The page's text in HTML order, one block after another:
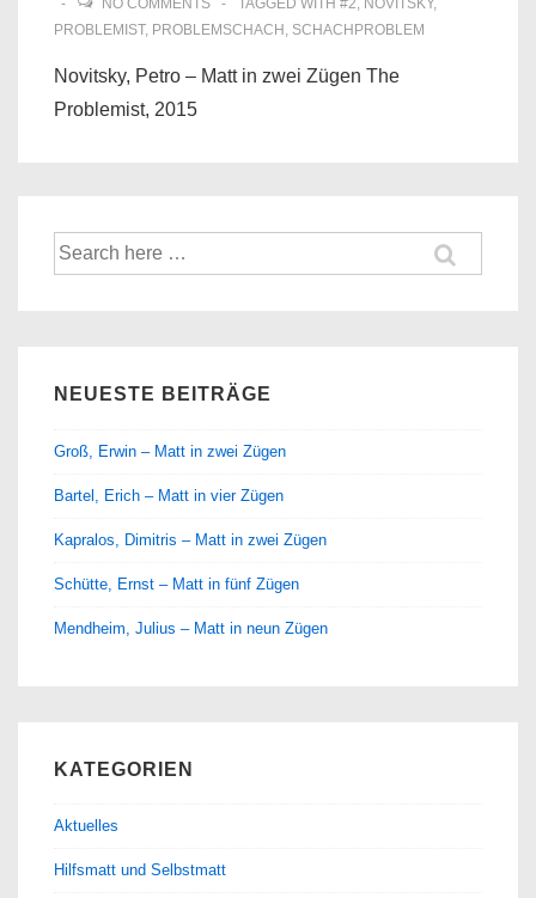
NO COMMENTS
TAGGED WITH #2, NOVITSKY,
PROBLEMIST, PROBLEMSCHACH , SCHACHPROBLEM
Novitsky, Petro – Matt in zwei Zügen The
Problemist, 2015
Suche
nach:
NEUESTE BEITRÄGE
Groß, Erwin – Matt in zwei Zügen
Bartel, Erich – Matt in vier Zügen
Kapralos, Dimitris – Matt in zwei Zügen
Schütte, Ernst – Matt in fünf Zügen
Mendheim, Julius – Matt in neun Zügen
KATEGORIEN
Aktuelles
Hilfsmatt und Selbstmatt